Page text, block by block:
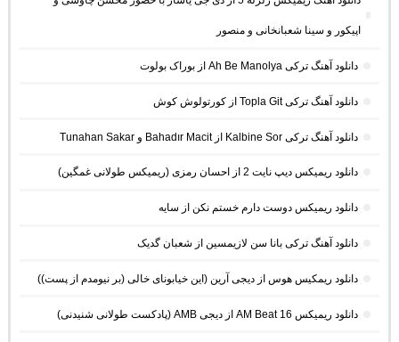
اپیکور و سینا شعبانخانی و منصور
دانلود آهنگ ترکی Ah Be Manolya از بوراک بولوت
دانلود آهنگ ترکی Topla Git از کورتولوش کوش
دانلود آهنگ ترکی Kalbine Sor از Bahadır Macit و Tunahan Sakar
دانلود ریمیکس دیپ نایت 2 از احسان رمزی (ریمیکس طولانی غمگین)
دانلود ریمیکس دوست دارم خستم نکن از سایه
دانلود آهنگ ترکی بانا سن لازیمسین از شعبان گدیک
دانلود ریمکیس هوس از دیجی آرین (این خیابونای خالی (بر نیومدم از پست))
دانلود ریمیکس AM Beat 16 از دیجی AMB (پادکست طولانی شنیدنی)